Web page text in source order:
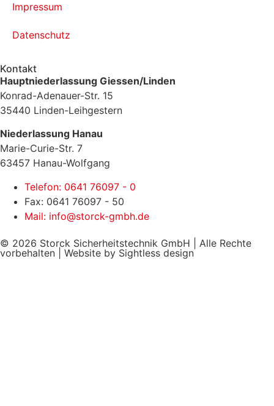
Impressum
Datenschutz
Kontakt
Hauptniederlassung Giessen/Linden
Konrad-Adenauer-Str. 15
35440 Linden-Leihgestern
Niederlassung Hanau
Marie-Curie-Str. 7
63457 Hanau-Wolfgang
Telefon: 0641 76097 - 0
Fax: 0641 76097 - 50
Mail: info@storck-gmbh.de
© 2026 Storck Sicherheitstechnik GmbH | Alle Rechte
vorbehalten | Website by Sightless design